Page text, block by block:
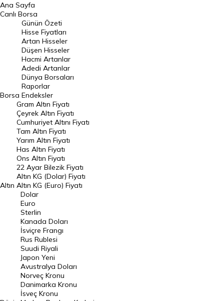
BIST 100 Hisseleri
En Çok Artan Hisseler
En Çok Düşen Hisseler
Hacmi Artanlar
Geçmiş Kapanışlar
Dünya Borsaları
Raporlar
Endeksler
DÖVİZ
Döviz Kuru
Dolar Kuru
Euro Kuru
Pound Kuru
Frank Kuru
Riyal Kuru
Avustralya Doları
Danimarka Kronu Kuru
Kanada Doları Kuru
Ana Sayfa
Canlı Borsa
Borsa
Günün Özeti
Hisse Fiyatları
Artan Hisseler
Düşen Hisseler
Hacmi Artanlar
Adedi Artanlar
Dünya Borsaları
Raporlar
Endeksler
Altın
Gram Altın Fiyatı
Çeyrek Altın Fiyatı
Cumhuriyet Altını Fiyatı
Tam Altın Fiyatı
Yarım Altın Fiyatı
Has Altın Fiyatı
Ons Altın Fiyatı
22 Ayar Bilezik Fiyatı
Altın KG (Dolar) Fiyatı
Altın KG (Euro) Fiyatı
Dolar
Euro
Sterlin
Kanada Doları
İsviçre Frangı
Rus Rublesi
Suudi Riyali
Japon Yeni
Avustralya Doları
Norveç Kronu
Danimarka Kronu
İsveç Kronu